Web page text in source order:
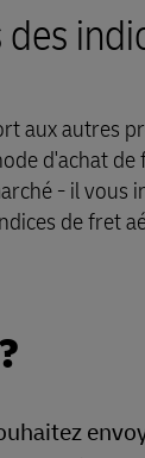
aux autres
d'achat
- il vous
de fret